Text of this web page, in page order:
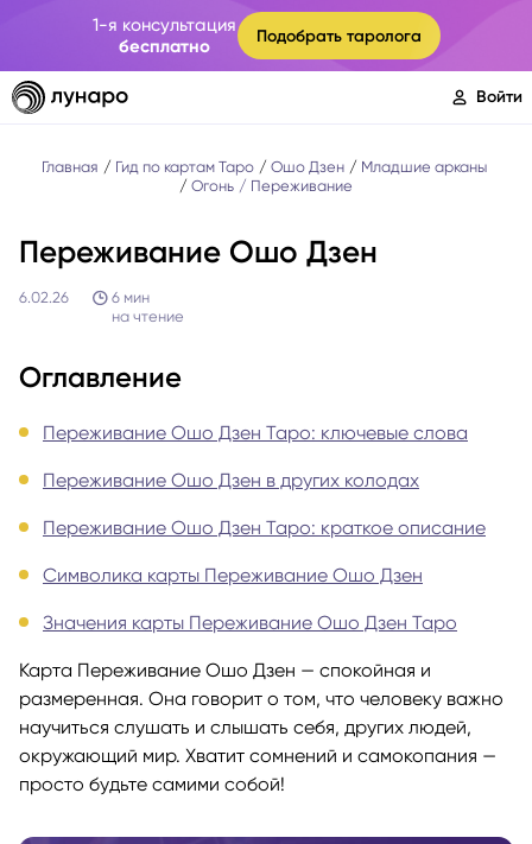
1-я консультация
бесплатно
Подобрать таролога
Войти
Главная Гид по картам Таро Ошо Дзен
Младшие арканы
Огонь
Переживание
Переживание Ошо Дзен
6.02.26 6 мин
на чтение
Оглавление
Переживание Ошо Дзен Таро: ключевые слова
Переживание Ошо Дзен в других колодах
Переживание Ошо Дзен Таро: краткое описание
Символика карты Переживание Ошо Дзен
Значения карты Переживание Ошо Дзен Таро
Карта Переживание Ошо Дзен — спокойная и
размеренная. Она говорит о том, что человеку важно
научиться слушать и слышать себя, других людей,
окружающий мир. Хватит сомнений и самокопания —
просто будьте самими собой!